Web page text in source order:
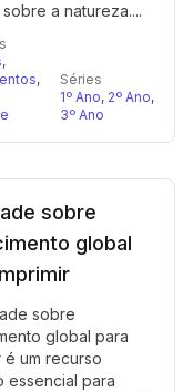
a natureza....
,
,
Séries
1º Ano, 2º Ano,
3º Ano
sobre
global
sobre
global para
é um recurso
essencial para